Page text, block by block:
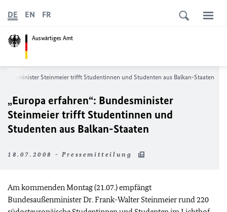
Auswärtiges Amt
DE EN FR
Steinmeier trifft Studentinnen und Studenten aus Balkan-Staaten
„Europa erfahren“: Bundesminister
Steinmeier trifft Studentinnen und
Studenten aus Balkan-Staaten
18.07.2008 - Pressemitteilung
Am kommenden Montag (21.07.) empfängt
Bundesaußenminister Dr. Frank-Walter Steinmeier rund 220